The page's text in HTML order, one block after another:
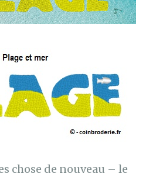
chose de nouveau – le